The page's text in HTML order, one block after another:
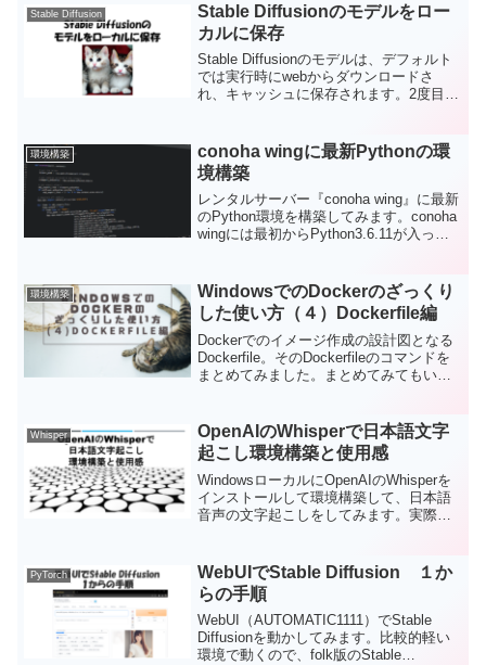
Stable Diffusion
Stable Diffusionのモデルをロー
カルに保存
Stable Diffusionのモデルは、デフォルト
では実行時にwebからダウンロードさ
れ、キャッシュに保存されます。2度目以
用するために、特定の場所に保存する方
法をまとめました。
環境構築
conoha wingに最新Pythonの環
境構築
レンタルサーバー『conoha wing』に最新
のPython環境を構築してみます。conoha
wingには最初からPython3.6.11が入って
と思います。レンタルサーバーへのSSH
接続。最新バージョンのPythonのインス
トール。PythonのPATHの設定。
環境構築
WindowsでのDockerのざっくり
した使い方（４）Dockerfile編
Dockerでのイメージ作成の設計図となる
Dockerfile。そのDockerfileのコマンドを
まとめてみました。まとめてみてもいま
の例を読み解いていきます。
Whisper
OpenAIのWhisperで日本語文字
起こし環境構築と使用感
WindowsローカルにOpenAIのWhisperを
インストールして環境構築して、日本語
音声の文字起こしをしてみます。実際に
PyTorch
WebUIでStable Diffusion １か
らの手順
WebUI（AUTOMATIC1111）でStable
Diffusionを動かしてみます。比較的軽い
環境で動くので、folk版のStable